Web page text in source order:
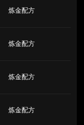
炼金配方
炼金配方
炼金配方
炼金配方